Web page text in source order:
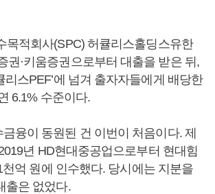
목적회사(SPC) 허큘리스홀딩스유한
권·키움증권으로부터 대출을 받은 뒤,
리스PEF’에 넘겨 출자자들에게 배당한
6.1% 수준이다.
융이 동원된 건 이번이 처음이다. 제
년 HD현대중공업으로부터 현대힘
억 원에 인수했다. 당시에는 지분을
출은 없었다.